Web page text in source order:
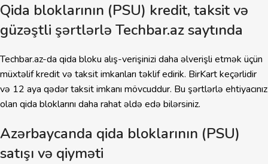
Qida bloklarının (PSU) kredit, taksit və
güzəştli şərtlərlə Techbar.az saytında
Techbar.az-da qida bloku alış-verişinizi daha əlverişli etmək üçün
müxtəlif kredit və taksit imkanları təklif edirik. BirKart keçərlidir
və 12 aya qədər taksit imkanı mövcuddur. Bu şərtlərlə ehtiyacınız
olan qida bloklarını daha rahat əldə edə bilərsiniz.
Azərbaycanda qida bloklarının (PSU)
satışı və qiyməti